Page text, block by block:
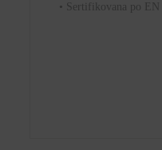
• Sertifikovana po EN